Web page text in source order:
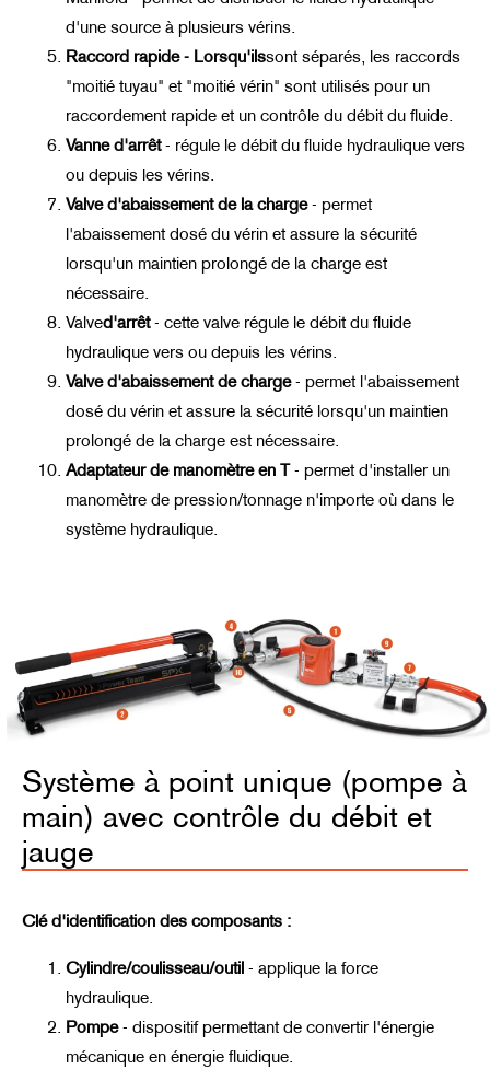
d'une source à plusieurs vérins.
Raccord rapide - Lorsqu'ilssont séparés, les raccords
"moitié tuyau" et "moitié vérin" sont utilisés pour un
raccordement rapide et un contrôle du débit du fluide.
Vanne d'arrêt- régule le débit du fluide hydraulique vers
ou depuis les vérins.
Valve d'abaissement de la charge- permet
l'abaissement dosé du vérin et assure la sécurité
lorsqu'un maintien prolongé de la charge est
nécessaire.
Valved'arrêt- cette valve régule le débit du fluide
hydraulique vers ou depuis les vérins.
Valve d'abaissement de charge- permet l'abaissement
dosé du vérin et assure la sécurité lorsqu'un maintien
prolongé de la charge est nécessaire.
Adaptateur de manomètre en T- permet d'installer un
manomètre de pression/tonnage n'importe où dans le
système hydraulique.
Système à point unique (pompe à
main) avec contrôle du débit et
jauge
Clé d'identification des composants :
Cylindre/coulisseau/outil - applique la force
hydraulique.
Pompe- dispositif permettant de convertir l'énergie
mécanique en énergie fluidique.